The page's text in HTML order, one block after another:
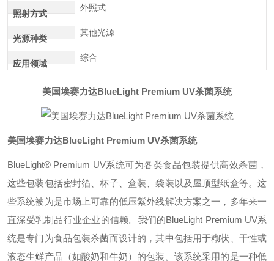
照射方式
外照式
光源种类
其他光源
应用领域
综合
美国埃赛力达BlueLight Premium UV杀菌系统
美国埃赛力达BlueLight Premium UV杀菌系统
BlueLight® Premium UV系统可为各类食品包装提供高效杀菌，
这些包装包括密封箔、杯子、盒装、袋装以及屋顶型纸盒等。这
些系统被为是市场上可靠的低压紫外线解决方案之一，多年来一
直深受乳制品行业企业的信赖。我们的BlueLight Premium UV系
统是专门为食品包装杀菌而设计的，其中包括用于糊状、干性或
液态生鲜产品（如酸奶和牛奶）的包装。该系统采用的是一种低